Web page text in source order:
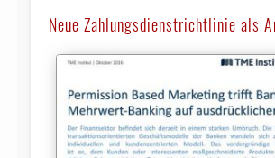
Neue Zahlungsdienstrichtlinie als